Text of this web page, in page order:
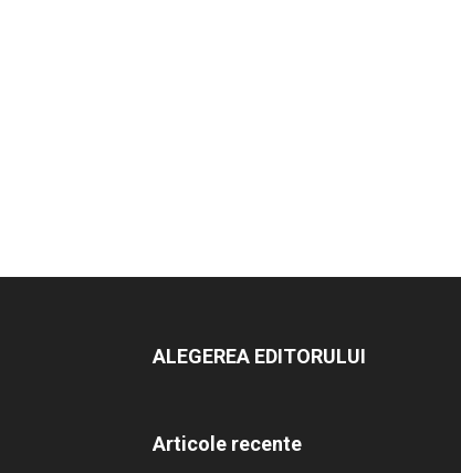
ALEGEREA EDITORULUI
Articole recente